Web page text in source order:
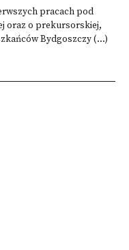
pracach pod
oraz o prekursorskiej,
Bydgoszczy (...)